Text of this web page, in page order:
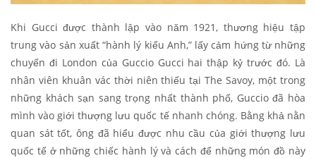
Khi Gucci được thành lập vào năm 1921, thương hiệu tập
trung vào sản xuất “hành lý kiểu Anh,” lấy cảm hứng từ những
chuyến đi London của Guccio Gucci hai thập kỷ trước đó. Là
nhân viên khuân vác thời niên thiếu tại The Savoy, một trong
những khách sạn sang trọng nhất thành phố, Guccio đã hòa
mình vào giới thượng lưu quốc tế nhanh chóng. Bằng khả nằn
quan sát tốt, ông đã hiểu được nhu cầu của giới thượng lưu
quốc tế ở những chiếc hành lý và cách để những món đồ này